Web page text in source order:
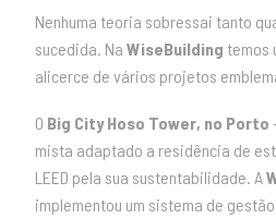
Nenhuma teoria sobressai tanto
sucedida. NaWiseBuilding temos
alicerce de vários projetos
O Big City Hoso Tower, no Porto
mista adaptado a residência de
LEED pela sua sustentabilidade. A
implementou um sistema de